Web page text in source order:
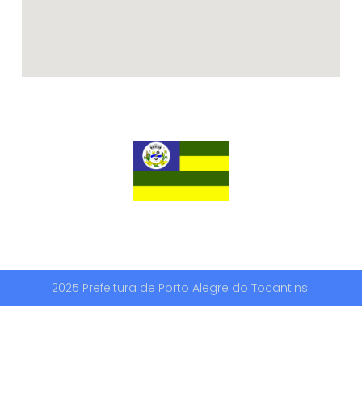
2025 Prefeitura de Porto Alegre do Tocantins.